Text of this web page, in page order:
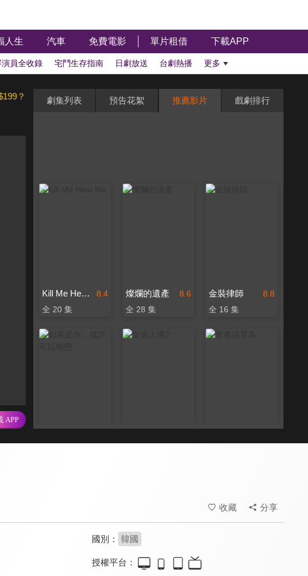
人生 汽車 免費電影 單片租借 下載APP
演員全收錄 宅鬥生存指南 日劇放送 台劇熱播 更多
？ 劇集列表 預告花絮 推薦影片 戲劇排行
8.4
Kill Me Heal Me
全 20 集
8.6
燦爛的遺產
全 28 集
8.8
金裝律師
全 16 集
收藏 分享
國別： 韓國
授權平台：